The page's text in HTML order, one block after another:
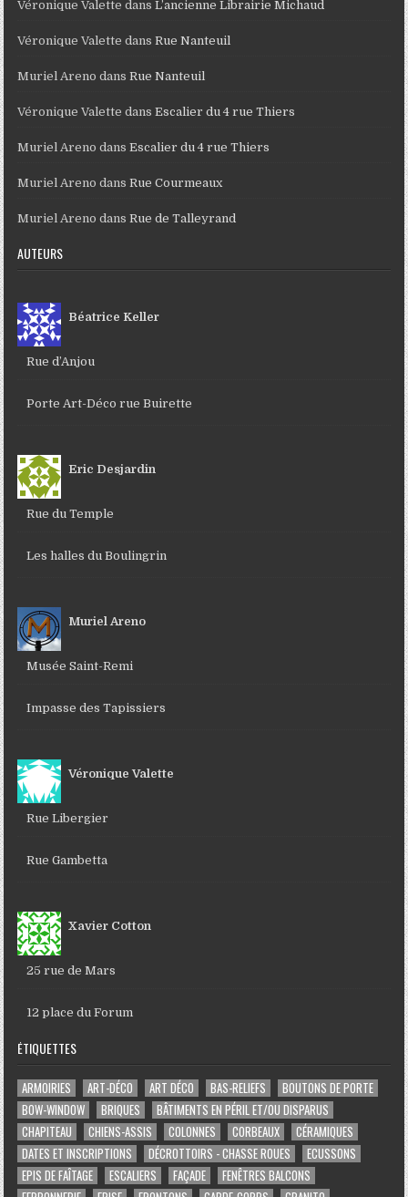
Véronique Valette dansL’ancienne Librairie Michaud
Véronique Valette dansRue Nanteuil
Muriel Areno dansRue Nanteuil
Véronique Valette dansEscalier du 4 rue Thiers
Muriel Areno dansEscalier du 4 rue Thiers
Muriel Areno dansRue Courmeaux
Muriel Areno dansRue de Talleyrand
AUTEURS
Béatrice Keller
Rue d’Anjou
Porte Art-Déco rue Buirette
Eric Desjardin
Rue du Temple
Les halles du Boulingrin
Muriel Areno
Musée Saint-Remi
Impasse des Tapissiers
Véronique Valette
Rue Libergier
Rue Gambetta
Xavier Cotton
25 rue de Mars
12 place du Forum
ÉTIQUETTES
ARMOIRIES ART-DÉCO ART DÉCO BAS-RELIEFS
BOUTONS DE PORTE
BOW-WINDOW
BRIQUES
BÂTIMENTS EN PÉRIL ET/OU DISPARUS
CHAPITEAU
CHIENS-ASSIS COLONNES CORBEAUX
CÉRAMIQUES
DATES ET INSCRIPTIONS
DÉCROTTOIRS - CHASSE ROUES
ECUSSONS
EPIS DE FAÎTAGE
ESCALIERS FAÇADE
FENÊTRES BALCONS